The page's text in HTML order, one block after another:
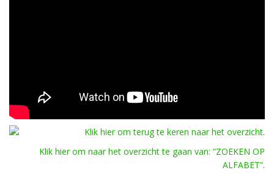
Klik hier om terug te keren naar het overzicht.
Klik hier om naar het overzicht te gaan van: “ZOEKEN OP
ALFABET”.